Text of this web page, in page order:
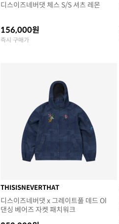
디스이즈네버댓 체스 S/S 셔츠 레몬
156,000원
즉시 구매가
THISISNEVERTHAT
디스이즈네버댓 x 그레이트풀 데드 Ol
댄싱 베어즈 자켓 패치워크